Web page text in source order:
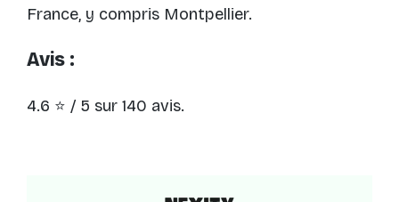
France, y compris Montpellier.
Avis :
4.6 ⭐ / 5 sur 140 avis.